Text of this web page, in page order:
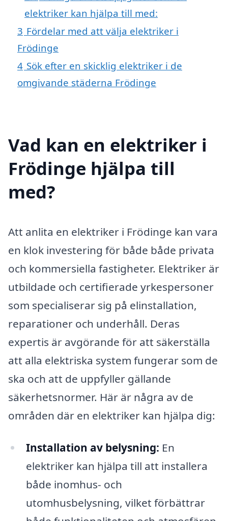
elektriker kan hjälpa till med:
3 Fördelar med att välja elektriker i
Frödinge
4 Sök efter en skicklig elektriker i de
omgivande städerna Frödinge
Vad kan en elektriker i
Frödinge hjälpa till
med?
Att anlita en elektriker i Frödinge kan vara
en klok investering för både både privata
och kommersiella fastigheter. Elektriker är
utbildade och certifierade yrkespersoner
som specialiserar sig på elinstallation,
reparationer och underhåll. Deras
expertis är avgörande för att säkerställa
att alla elektriska system fungerar som de
ska och att de uppfyller gällande
säkerhetsnormer. Här är några av de
områden där en elektriker kan hjälpa dig:
Installation av belysning: En
elektriker kan hjälpa till att installera
både inomhus- och
utomhusbelysning, vilket förbättrar